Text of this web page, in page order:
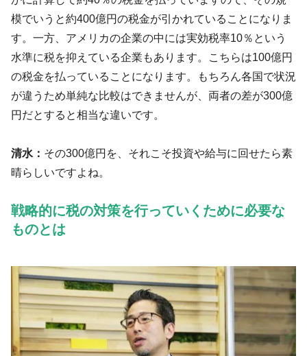
模でいうと約400億円の税金が引かれていることになりま
す。一方、アメリカの企業の中には実効税率10％という
水準に税を抑えている企業もあります。こちらは100億円
の税金を払っていることになります。もちろん各国で状況
が違うため単純な比較はできませんが、両者の差が300億
円だとすると相当な違いです。
清水： その300億円を、それこそ投資や給与に回せたら素
晴らしいですよね。
戦略的に税の対策を行っていくために必要な
ものとは